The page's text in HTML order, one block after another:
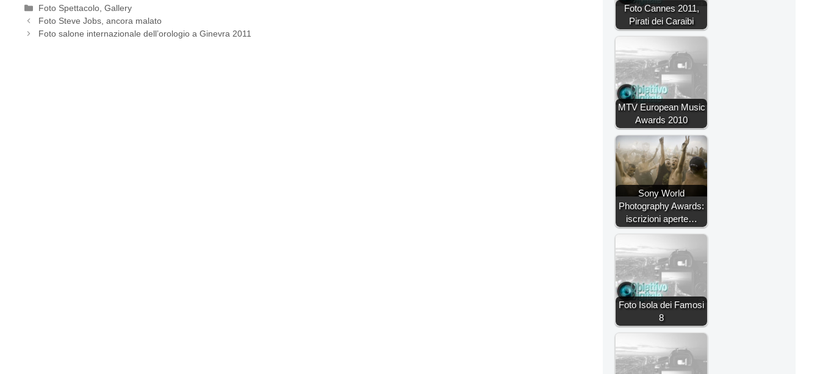
Categorie
Foto Spettacolo,Gallery
Foto Steve Jobs, ancora malato
Foto salone internazionale dell’orologio a Ginevra 2011
Foto Cannes 2011,
Pirati dei Caraibi
MTV European Music
Awards 2010
Sony World
Photography Awards:
iscrizioni aperte…
Foto Isola dei Famosi
8